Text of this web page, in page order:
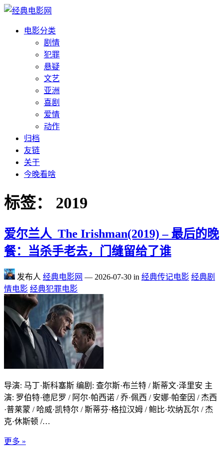
电影分类
剧情
犯罪
悬疑
文艺
亚洲
喜剧
爱情
动作
归档
友链
关于
今晚看啥
标签： 2019
爱尔兰人_The Irishman(2019) – 最后的晚
餐：当杀手老去，门缝留给了谁
发布人 经典电影网 — 2026-07-30 in 经典传记电影 经典剧
情电影 经典犯罪电影
导演: 马丁·斯科塞斯 编剧: 查尔斯·布兰特 / 斯蒂文·泽里安 主
演: 罗伯特·德尼罗 / 阿尔·帕西诺 / 乔·佩西 / 安娜·帕奎因 / 杰西
·普莱蒙 / 哈威·凯特尔 / 斯蒂芬·格拉汉姆 / 鲍比·坎纳瓦尔 / 杰
克·休斯顿 /…
更多 »